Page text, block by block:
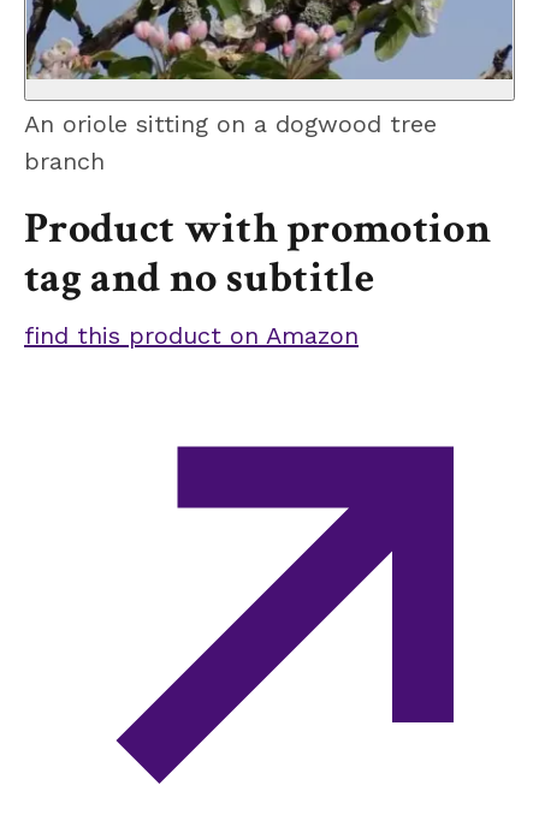
An oriole sitting on a dogwood tree
branch
Product with promotion
tag and no subtitle
find this product on Amazon